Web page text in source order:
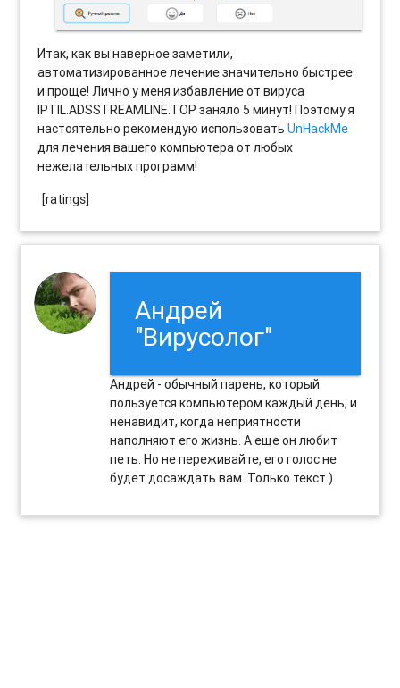
Итак, как вы наверное заметили,
автоматизированное лечение значительно быстрее
и проще! Лично у меня избавление от вируса
IPTIL.ADSSTREAMLINE.TOP заняло 5 минут! Поэтому я
настоятельно рекомендую использоватьUnHackMe
для лечения вашего компьютера от любых
нежелательных программ!
[ratings]
Андрей
"Вирусолог"
Андрей - обычный парень, который
пользуется компьютером каждый день, и
ненавидит, когда неприятности
наполняют его жизнь. А еще он любит
петь. Но не переживайте, его голос не
будет досаждать вам. Только текст )